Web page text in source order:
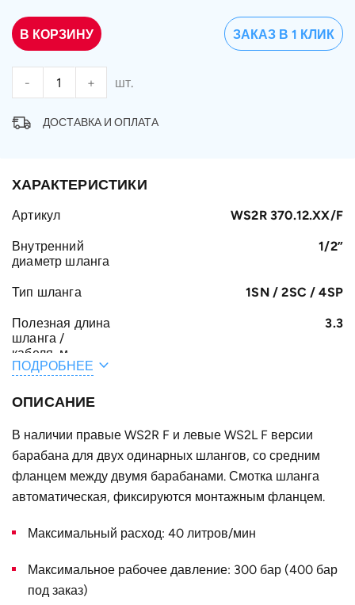
В КОРЗИНУ
- + шт.
ЗАКАЗ В 1 КЛИК
ДОСТАВКА И ОПЛАТА
ХАРАКТЕРИСТИКИ
Артикул WS2R 370.12.XX/F
Внутренний
диаметр шланга
1/2”
Тип шланга 1SN / 2SC / 4SP
Полезная длина
шланга /
кабеля, м
3.3
шланга /
F, мм
B, мм
Конструктивное
для двух одинарных шлангов
ПОДРОБНЕЕ
ОПИСАНИЕ
В наличии правые WS2R F и левые WS2L F версии
барабана для двух одинарных шлангов, со средним
фланцем между двумя барабанами. Смотка шланга
автоматическая, фиксируются монтажным фланцем.
Максимальный расход: 40 литров/мин
Максимальное рабочее давление: 300 бар (400 бар
под заказ)